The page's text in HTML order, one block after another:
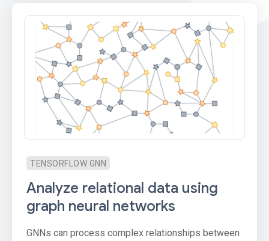
TENSORFLOW GNN
Analyze relational data using
graph neural networks
GNNs can process complex relationships between